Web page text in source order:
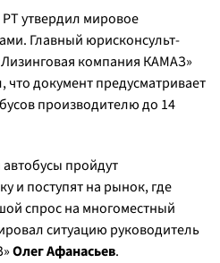
утвердил мировое
Главный юрисконсульт-
компания КАМАЗ»
что документ предусматривает
производителю до 14
пройдут
и поступят на рынок, где
спрос на многоместный
ситуацию руководитель
Олег Афанасьев.